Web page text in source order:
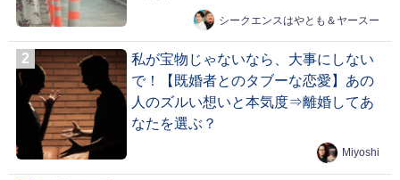
シークエンスはやとも＆ヤースー
私が宝物じゃないなら、大事にしない
で！【既婚者とのタブーな恋愛】あの
人のズルい想いと本気度⇒離婚してあ
なたを選ぶ？
Miyoshi